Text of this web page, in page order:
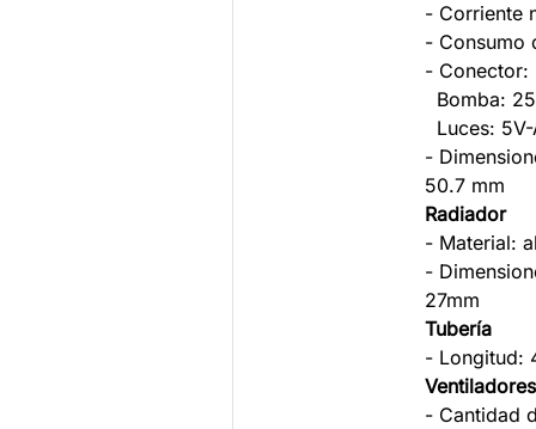
- Corriente
- Consumo
- Conector:
Bomba:
Luces: 5V-
-
50.7 mm
Radiador
- Material:
-
27mm
Tubería
- Longitud:
Ventiladores
- Cantidad